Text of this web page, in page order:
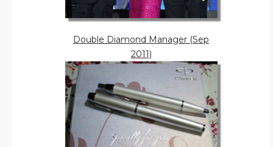
Double Diamond Manager (Sep
2011)